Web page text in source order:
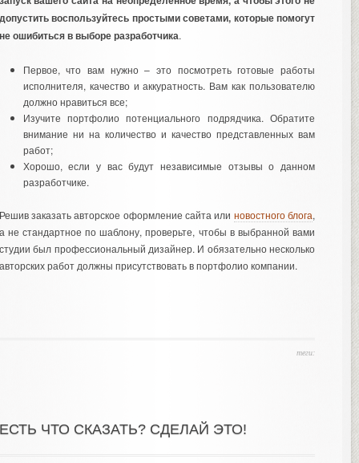
воспользуйтесь простыми советами, которые помогут
ошибиться в выборе разработчика.
Первое, что вам нужно – это посмотреть готовые работы
исполнителя, качество и аккуратность. Вам как пользователю
должно нравиться все;
Изучите портфолио потенциального подрядчика. Обратите
внимание ни на количество и качество представленных вам
работ;
Хорошо, если у вас будут независимые отзывы о данном
разработчике.
заказать авторское оформление сайта или новостного блога,
не стандартное по шаблону, проверьте, чтобы в выбранной вами
был профессиональный дизайнер. И обязательно несколько
работ должны присутствовать в портфолио компании.
теги:
ЧТО СКАЗАТЬ? СДЕЛАЙ ЭТО!